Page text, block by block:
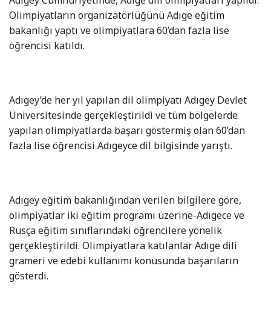
Olimpiyatların organizatörlüğünü Adıge eğitim
bakanlığı yaptı ve olimpiyatlara 60’dan fazla lise
öğrencisi katıldı.
Adıgey’de her yıl yapılan dil olimpiyatı Adıgey Devlet
Üniversitesinde gerçekleştirildi ve tüm bölgelerde
yapılan olimpiyatlarda başarı göstermiş olan 60’dan
fazla lise öğrencisi Adıgeyce dil bilgisinde yarıştı.
Adıgey eğitim bakanlığından verilen bilgilere göre,
olimpiyatlar iki eğitim programı üzerine-Adıgece ve
Rusça eğitim sınıflarındaki öğrencilere yönelik
gerçekleştirildi. Olimpiyatlara katılanlar Adıge dili
grameri ve edebi kullanımı konusunda başarıların
gösterdi.